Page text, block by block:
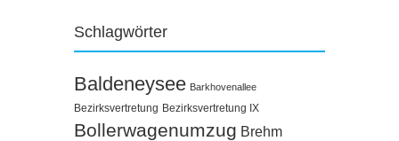
Schlagwörter
Baldeneysee Barkhovenallee
Bezirksvertretung Bezirksvertretung IX
Bollerwagenumzug Brehm